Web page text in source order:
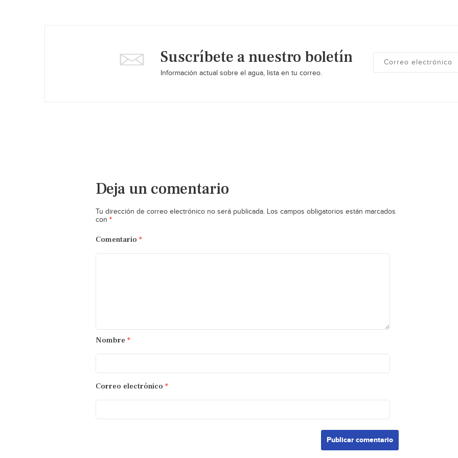
Suscríbete a nuestro boletín
Información actual sobre el agua, lista en tu correo.
Deja un comentario
Tu dirección de correo electrónico no será publicada. Los campos obligatorios están marcados
con *
Comentario *
Nombre *
Correo electrónico *